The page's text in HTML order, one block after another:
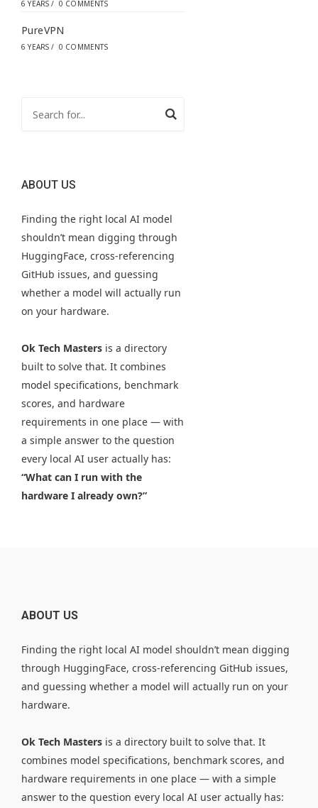
6 YEARS / 0 COMMENTS
PureVPN
6 YEARS / 0 COMMENTS
ABOUT US
Finding the right local AI model
shouldn’t mean digging through
HuggingFace, cross-referencing
GitHub issues, and guessing
whether a model will actually run
on your hardware.
Ok Tech Masters is a directory
built to solve that. It combines
model specifications, benchmark
scores, and hardware
requirements in one place — with
a simple answer to the question
every local AI user actually has:
“What can I run with the
hardware I already own?”
ABOUT US
Finding the right local AI model shouldn’t mean digging
through HuggingFace, cross-referencing GitHub issues,
and guessing whether a model will actually run on your
hardware.
Ok Tech Masters is a directory built to solve that. It
combines model specifications, benchmark scores, and
hardware requirements in one place — with a simple
answer to the question every local AI user actually has: